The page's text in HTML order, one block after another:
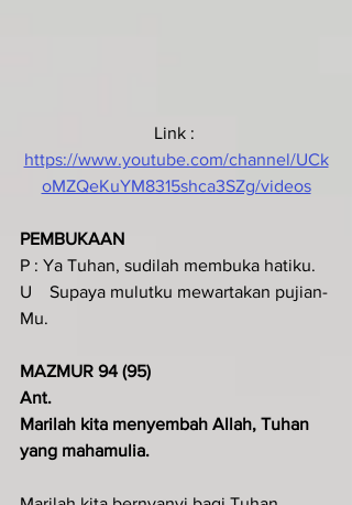
Link :
https://www.youtube.com/channel/UCk
oMZQeKuYM8315shca3SZg/videos
PEMBUKAAN
P : Ya Tuhan, sudilah membuka hatiku.
U    Supaya mulutku mewartakan pujian-
Mu.
MAZMUR 94 (95)
Ant.
Marilah kita menyembah Allah, Tuhan
yang mahamulia.